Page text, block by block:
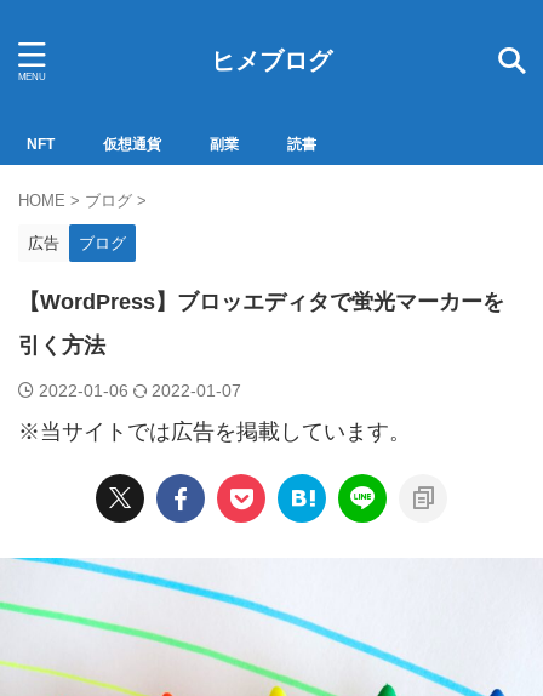
ヒメブログ
NFT 仮想通貨 副業 読書
HOME > ブログ >
広告 ブログ
【WordPress】ブロッエディタで蛍光マーカーを
引く方法
2022-01-06 2022-01-07
※当サイトでは広告を掲載しています。